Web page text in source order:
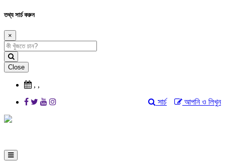
তথ্য সার্চ করুন
×
Close
, ,
আপনি ও লিখুন
সার্চ